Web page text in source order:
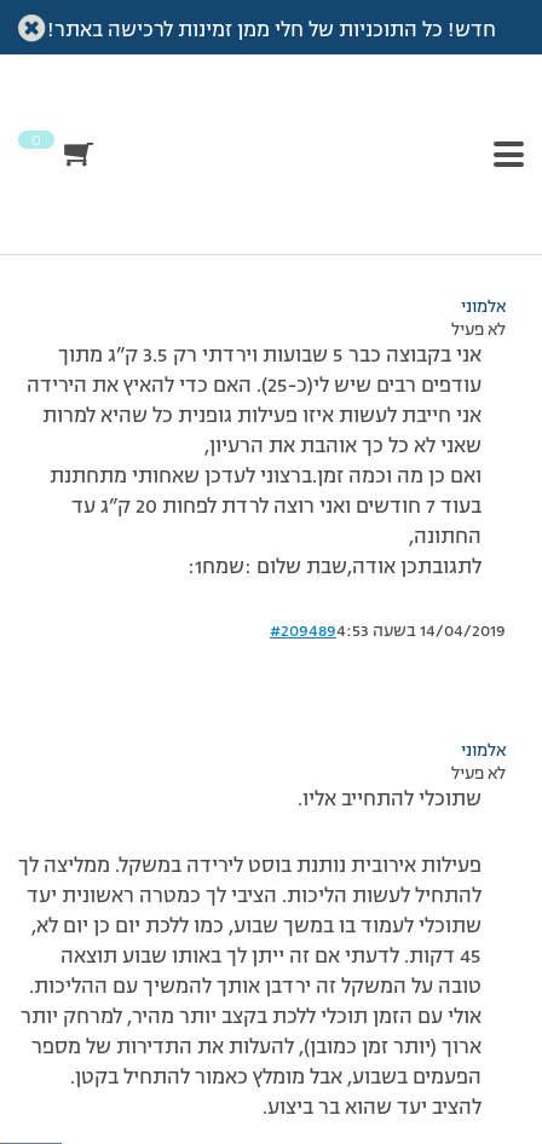
חדש! כל התוכניות של חלי ממן זמינות לרכישה באתר!
0
עמוד הבית >דיונים>פורום >שאלה לגבי ספורט
מוצגות 2 תגובות – 1 עד 2 (מתוך 2 סה״כ)
אלמוני
לא פעיל
אני בקבוצה כבר 5 שבועות וירדתי רק 3.5 ק”ג מתוך
עודפים רבים שיש לי(כ-25). האם כדי להאיץ את הירידה
אני חייבת לעשות איזו פעילות גופנית כל שהיא למרות
שאני לא כל כך אוהבת את הרעיון,
ואם כן מה וכמה זמן.ברצוני לעדכן שאחותי מתחתנת
בעוד 7 חודשים ואני רוצה לרדת לפחות 20 ק”ג עד
החתונה,
לתגובתכן אודה,שבת שלום :שמח1:
14/04/2019 בשעה 4:53 #209489
אלמוני
לא פעיל
שתוכלי להתחייב אליו.
פעילות אירובית נותנת בוסט לירידה במשקל. ממליצה לך
להתחיל לעשות הליכות. הציבי לך כמטרה ראשונית יעד
שתוכלי לעמוד בו במשך שבוע, כמו ללכת יום כן יום לא,
45 דקות. לדעתי אם זה ייתן לך באותו שבוע תוצאה
טובה על המשקל זה ירדבן אותך להמשיך עם ההליכות.
אולי עם הזמן תוכלי ללכת בקצב יותר מהיר, למרחק יותר
ארוך (יותר זמן כמובן), להעלות את התדירות של מספר
הפעמים בשבוע, אבל מומלץ כאמור להתחיל בקטן.
להציב יעד שהוא בר ביצוע.